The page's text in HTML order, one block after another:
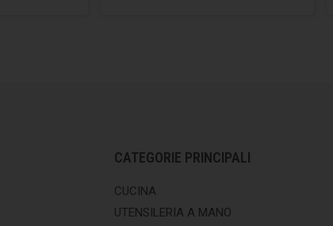
CATEGORIE PRINCIPALI
CUCINA
UTENSILERIA A MANO